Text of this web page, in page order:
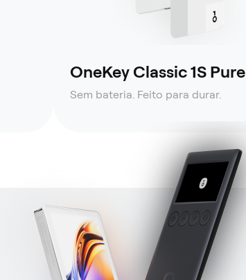
OneKey Classic 1S Pure
Sem bateria. Feito para durar.